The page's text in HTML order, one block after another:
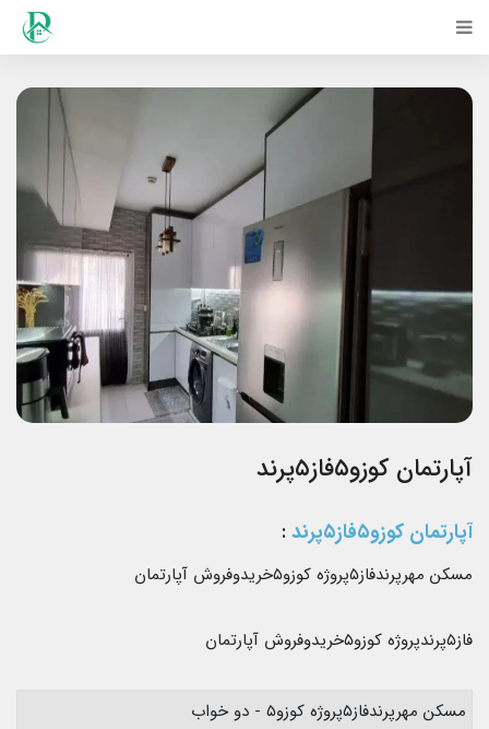
آپارتمان کوزو۵فاز۵پرند
آپارتمان کوزو۵فاز۵پرند :
مسکن مهرپرندفاز۵پروژه کوزو۵خریدوفروش آپارتمان
فاز۵پرندپروژه کوزو۵خریدوفروش آپارتمان
مسکن مهرپرندفاز۵پروژه کوزو۵ - دو خواب